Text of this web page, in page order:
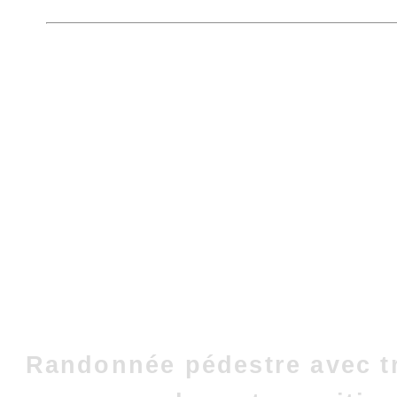
Randonnée pédestre avec